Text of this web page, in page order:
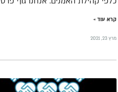
קרא עוד »
מרץ 23, 2021